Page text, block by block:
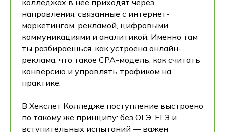
колледжах в неё приходят через
направления, связанные с интернет-
маркетингом, рекламой, цифровыми
коммуникациями и аналитикой. Именно там
ты разбираешься, как устроена онлайн-
реклама, что такое CPA-модель, как считать
конверсию и управлять трафиком на
практике.
В Хекслет Колледже поступление выстроено
по такому же принципу: без ОГЭ, ЕГЭ и
вступительных испытаний — важен